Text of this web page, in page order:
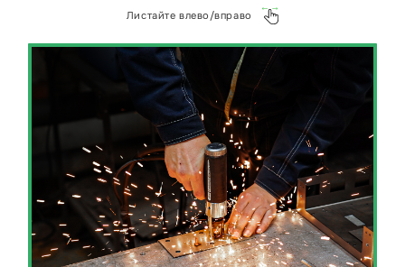
сварке или задайте любой вопрос в наш
WhatsApp https://wa.me/+79268941500 или на
почту kp@металлэкспресс.рф.
Листайте влево/вправо